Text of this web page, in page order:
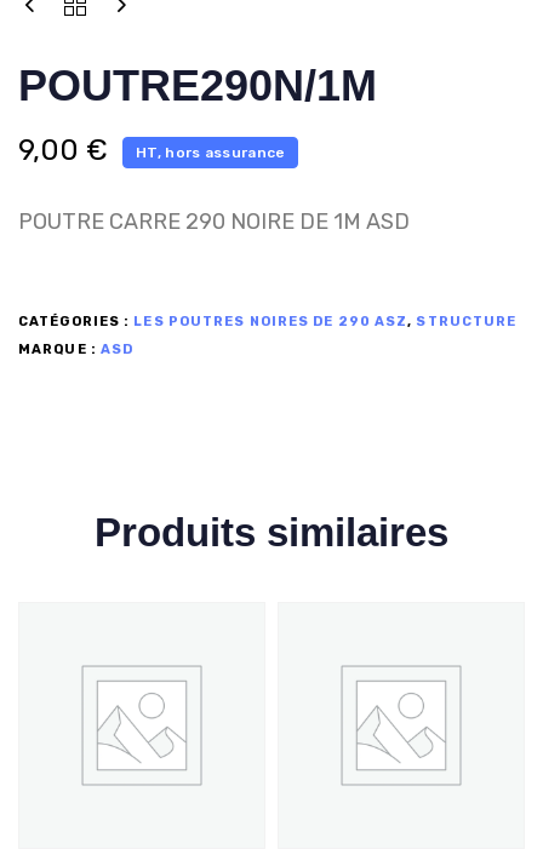
POUTRE290N/1M
9,00 € HT, hors assurance
POUTRE CARRE 290 NOIRE DE 1M ASD
CATÉGORIES : LES POUTRES NOIRES DE 290 ASZ, STRUCTURE
MARQUE : ASD
Produits similaires